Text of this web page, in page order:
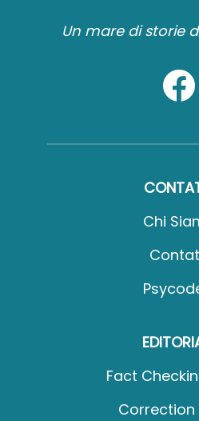
Un mare di storie
Chi
Fact
Correction